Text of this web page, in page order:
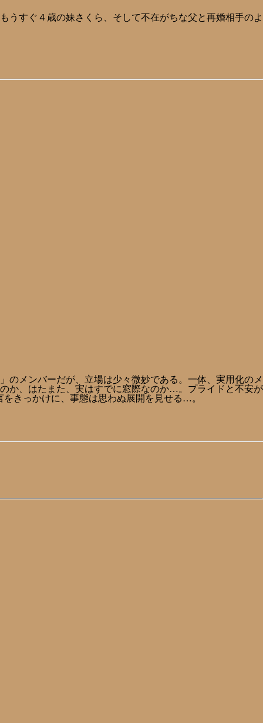
うすぐ４歳の妹さくら、そして不在がちな父と再婚相手のよ
のメンバーだが、立場は少々微妙である。一体、実用化のメ
か、はたまた、実はすでに窓際なのか…。プライドと不安が
きっかけに、事態は思わぬ展開を見せる…。